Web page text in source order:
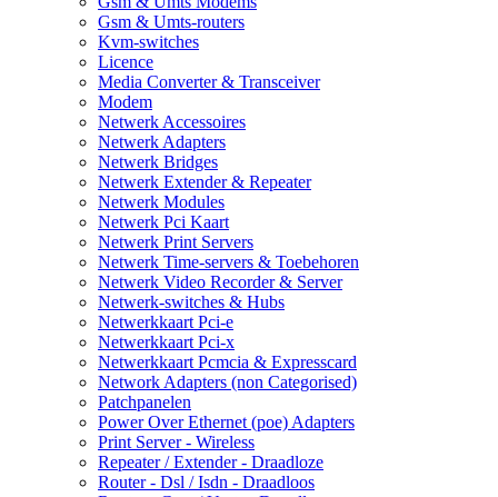
Gsm & Umts-routers
Kvm-switches
Licence
Media Converter & Transceiver
Modem
Netwerk Accessoires
Netwerk Adapters
Netwerk Bridges
Netwerk Extender & Repeater
Netwerk Modules
Netwerk Pci Kaart
Netwerk Print Servers
Netwerk Time-servers & Toebehoren
Netwerk Video Recorder & Server
Netwerk-switches & Hubs
Netwerkkaart Pci-e
Netwerkkaart Pci-x
Netwerkkaart Pcmcia & Expresscard
Network Adapters (non Categorised)
Patchpanelen
Power Over Ethernet (poe) Adapters
Print Server - Wireless
Repeater / Extender - Draadloze
Router - Dsl / Isdn - Draadloos